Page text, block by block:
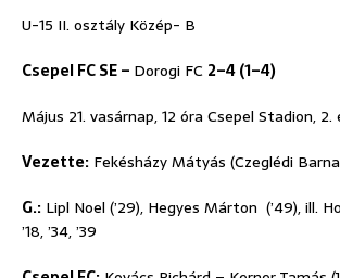
U-15 II. osztály Közép- B
Csepel FC SE – Dorogi FC 2–4 (1–4)
Május 21. vasárnap, 12 óra Csepel Stadion, 2.
Vezette: Fekésházy Mátyás (Czeglédi
G.: Lipl Noel (’29), Hegyes Márton (’49), ill.
’18, ’34, ’39